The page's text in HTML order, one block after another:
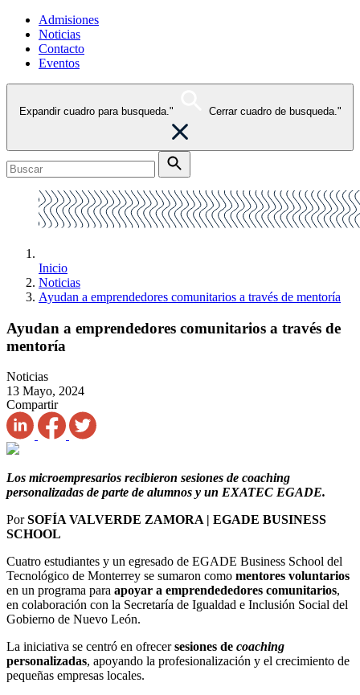
Admisiones
Noticias
Contacto
Eventos
Expandir cuadro para busqueda." Cerrar cuadro de busqueda."
Inicio
Noticias
Ayudan a emprendedores comunitarios a través de mentoría
Ayudan a emprendedores comunitarios a través de
mentoría
Noticias
13 Mayo, 2024
Compartir
Los microempresarios recibieron sesiones de coaching
personalizadas de parte de alumnos y un EXATEC EGADE.
PorSOFÍA VALVERDE ZAMORA | EGADE BUSINESS
SCHOOL
Cuatro estudiantes y un egresado de EGADE Business School del
Tecnológico de Monterrey se sumaron como mentores voluntarios
en un programa para apoyar a emprendededores comunitarios,
en colaboración con la Secretaría de Igualdad e Inclusión Social del
Gobierno de Nuevo León.
La iniciativa se centró en ofrecersesiones de coaching
personalizadas, apoyando la profesionalización y el crecimiento de
pequeñas empresas locales.